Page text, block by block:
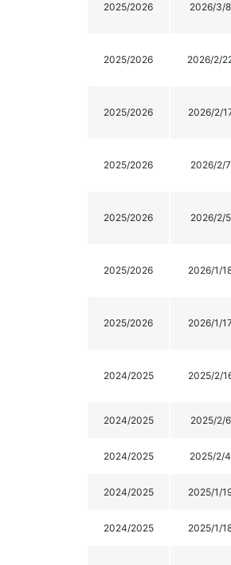
2025/2026 2026/3/8
2025/2026 2026/2/
2025/2026 2026/2/
2025/2026 2026/2/7
2025/2026 2026/2/5
2025/2026 2026/1/
2025/2026 2026/1/
2024/2025 2025/2/
2024/2025 2025/2/6
2024/2025 2025/2/4
2024/2025 2025/1/
2024/2025 2025/1/